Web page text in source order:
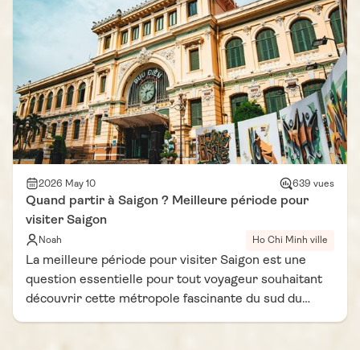
l'Europe. Que vous soyez touriste de passage ou
expatrié, les tailleurs de la ville proposent des pièces
entièrement personnalisées en 48 à 72 heures. Voici
notre sélection des 6 meilleurs tailleurs de Hô-Chi-
Minh-Ville, triés sur le volet grâce aux avis Google
Maps et aux retours de la communauté de
voyageurs.
2026 May 10 639 vues
Quand partir à Saigon ? Meilleure période pour
visiter Saigon
Noah Ho Chi Minh ville
La meilleure période pour visiter Saigon est une
question essentielle pour tout voyageur souhaitant
découvrir cette métropole fascinante du sud du
Vietnam dans les meilleures conditions. Dynamique,